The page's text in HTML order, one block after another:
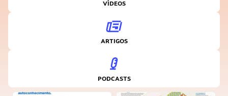
VÍDEOS
ARTIGOS
PODCASTS